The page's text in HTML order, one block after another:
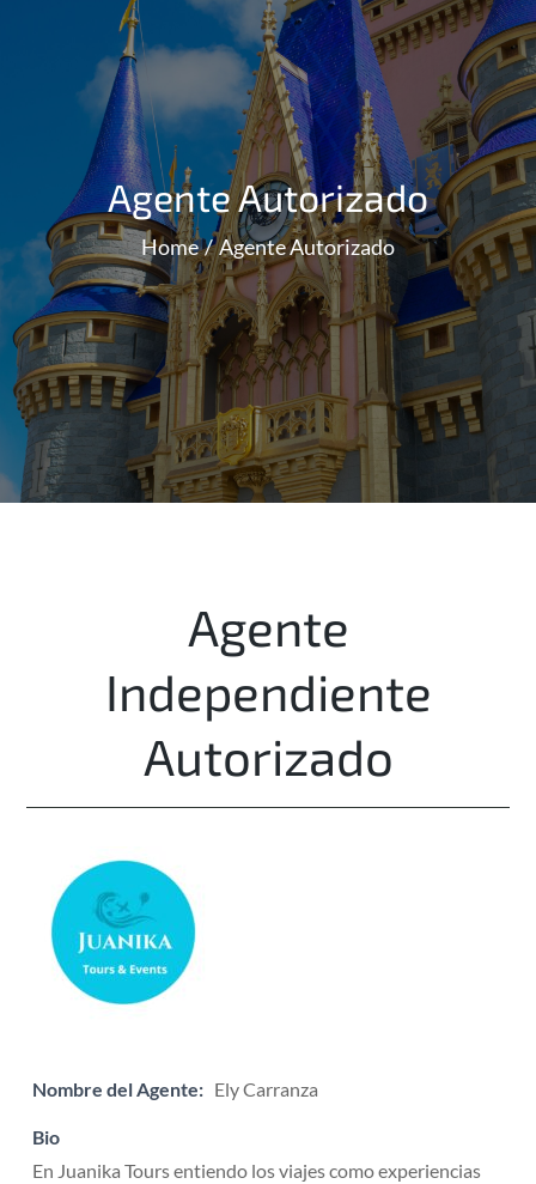
Agente Autorizado
Home Agente Autorizado
Agente
Independiente
Autorizado
Nombre del Agente: Ely Carranza
Bio
En Juanika Tours entiendo los viajes como experiencias